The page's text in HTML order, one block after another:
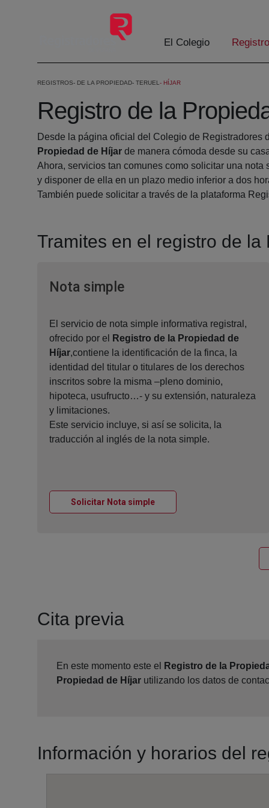
Saltar al contenido principal
El Colegio
REGISTROS DE LA PROPIEDAD TERUEL HÍJAR
Registro de la
Desde la página oficial del Colegio de Registradores
Propiedad de Híjar de manera cómoda desde su
Ahora, servicios tan comunes como solicitar una nota
y disponer de ella en un plazo medio inferior a dos
También puede solicitar a través de la plataforma
Tramites en el registro de
Nota simpleVentana nueva
El servicio de nota simple informativa registral,
ofrecido por el
Registro de la Propiedad de
Híjar,contiene la identificación de la finca, la
identidad del titular o titulares de los derechos
inscritos sobre la misma –pleno dominio,
hipoteca, usufructo…- y su extensión, naturaleza
y limitaciones.
Este servicio incluye, si así se solicita, la
traducción al inglés de la nota simple.
Solicitar Nota simpleVentana nueva
Cita previa
En este momento este el Registro de la
Propiedad de Híjar utilizando los datos de
Información y horarios del